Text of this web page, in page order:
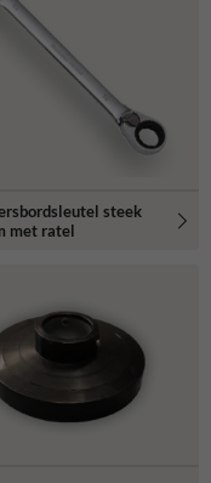
steek
met ratel